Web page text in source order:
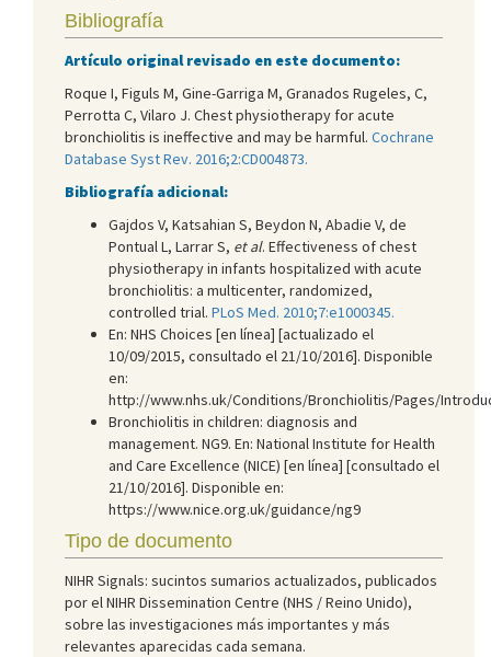
Bibliografía
Artículo original revisado en este documento:
Roque I, Figuls M, Gine-Garriga M, Granados Rugeles, C,
Perrotta C, Vilaro J. Chest physiotherapy for acute
bronchiolitis is ineffective and may be harmful. Cochrane
Database Syst Rev. 2016;2:CD004873.
Bibliografía adicional:
Gajdos V, Katsahian S, Beydon N, Abadie V, de
Pontual L, Larrar S, et al. Effectiveness of chest
physiotherapy in infants hospitalized with acute
bronchiolitis: a multicenter, randomized,
controlled trial. PLoS Med. 2010;7:e1000345.
En: NHS Choices [en línea] [actualizado el
10/09/2015, consultado el 21/10/2016]. Disponible
en:
http://www.nhs.uk/Conditions/Bronchiolitis/Pages/
Bronchiolitis in children: diagnosis and
management. NG9. En: National Institute for Health
and Care Excellence (NICE) [en línea] [consultado el
21/10/2016]. Disponible en:
https://www.nice.org.uk/guidance/ng9
Tipo de documento
NIHR Signals: sucintos sumarios actualizados, publicados
por el NIHR Dissemination Centre (NHS / Reino Unido),
sobre las investigaciones más importantes y más
relevantes aparecidas cada semana.